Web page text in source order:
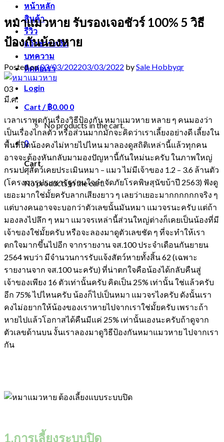
หน้าหลัก
สินค้า
รีวิว
แจ้งชำระเงิน
บทความ
ติดต่อเรา
Login
Cart /฿0.00 0
No products in the cart.
0
Cart
No products in the cart.
หมาแมวหาย รับรองเจอชัวร์ 100% 5 วิธี
ป้องกันน้องหาย
Posted on03/03/202203/03/2022 bySale Hobbyqr
03
มี.ค.
เวลาเราพูดกันเรื่องวิธีป้องกัน หมาแมวหาย หลาย ๆ คนมองว่า
เป็นเรื่องไกลตัว หรือส่วนมากมักจะคิดว่าเราเลี้ยงอย่างดี เลี้ยงใน
พื้นที่ปิดน้องคงไม่หายไปไหน มาลองดูสถิติเหล่านี้แล้วทุกคน
อาจจะต้องหันกลับมามองปัญหานี้กันใหม่นะครับ ในภาพใหญ่
กรมปศุสัตว์เคยประเมินหมา – แมว ไม่มีเจ้าของ 1.2 – 3.6 ล้านตัว
(โครงการประชารัฐร่วมใจกำจัดภัยโรคพิษสุนัขบ้าปี 2563) ฟังดู
เยอะมากใช่มั้ยครับลากเสียงยาว ๆ เลยว่าเยอะมากกกกกกจริง ๆ
แต่บางคนอาจจะบอกว่าตัวเลขนั้นมันหมา แมวจรนะครับ แต่ถ้า
มองลงไปลึก ๆ หมา แมวจรเหล่านี้ส่วนใหญ่ต่างก็เคยเป็นน้องที่มี
เจ้าของใช่มั้ยครับ หรือจะลองมาดูตัวเลขชัด ๆ ที่จะทำให้เรา
ตกใจมากขึ้นไปอีก จากรายงาน จส.100ประจำเดือนกันยายน
2564 พบว่า มีจำนวนการรับแจ้งสัตว์หายทั้งสิ้น 62 (เฉพาะ
รายงานจาก จส.100 นะครับ) ที่น่าตกใจคือน้องได้กลับคืนสู่
เจ้าของเพียง 16 ตัวเท่านั้นครับ คิดเป็น 25% เท่านั้น ใช่แล้วครับ
อีก 75% ไปไหนครับ น้องก็ไปเป็นหมา แมวจรไงครับ ดังนั้นเรา
คงไม่อยากให้น้องของเราหายไปจากเราใช่มั้ยครับ เพราะถ้า
หายไปแล้วโอกาสได้คืนมีแค่ 25% เท่านั้นเองนะครับถ้าดูจาก
ตัวเลขด้านบน งั้นเราลองมาดูวิธีป้องกันหมาแมวหาย ไปจากเรา
กัน
1.การเลี้ยงระบบปิด